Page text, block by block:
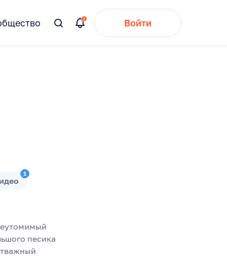
Войти
1
песика